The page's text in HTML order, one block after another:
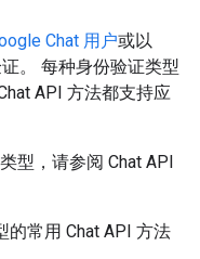
Chat 用户或以
。 每种身份验证类型
API 方法都支持应
型，请参阅 Chat API
常用 Chat API 方法